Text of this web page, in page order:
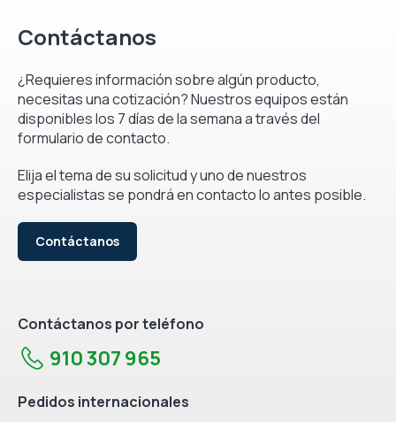
Contáctanos
¿Requieres información sobre algún producto,
necesitas una cotización? Nuestros equipos están
disponibles los 7 días de la semana a través del
formulario de contacto.
Elija el tema de su solicitud y uno de nuestros
especialistas se pondrá en contacto lo antes posible.
Contáctanos
Contáctanos por teléfono
910 307 965
Pedidos internacionales